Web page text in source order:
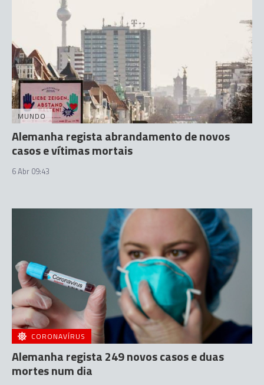
MUNDO
Alemanha regista abrandamento de novos
casos e vítimas mortais
6 Abr 09:43
CORONAVÍRUS
Alemanha regista 249 novos casos e duas
mortes num dia